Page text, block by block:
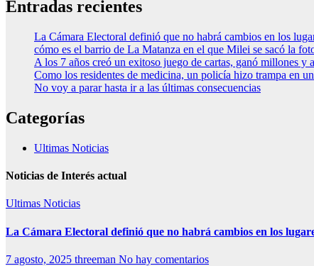
Entradas recientes
La Cámara Electoral definió que no habrá cambios en los
cómo es el barrio de La Matanza en el que Milei se sacó la
A los 7 años creó un exitoso juego de cartas, ganó millones y
Como los residentes de medicina, un policía hizo trampa en
No voy a parar hasta ir a las últimas consecuencias
Categorías
Ultimas Noticias
Noticias de Interés actual
Ultimas Noticias
La Cámara Electoral definió que no habrá cambios en los
7 agosto, 2025 threeman No hay comentarios